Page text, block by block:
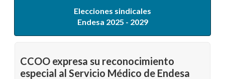
Elecciones sindicales
Endesa 2025 - 2029
CCOO expresa su reconocimiento
especial al Servicio Médico de Endesa